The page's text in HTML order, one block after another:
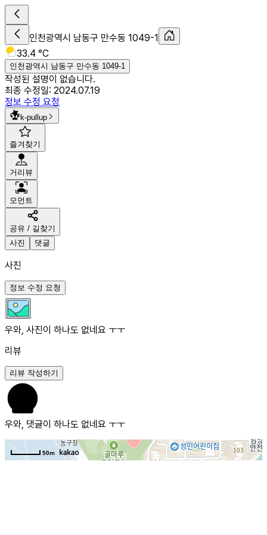
인천광역시 남동구 만수동 1049-1
33.4 °C
인천광역시 남동구 만수동 1049-1
작성된 설명이 없습니다.
최종 수정일: 2024.07.19
정보 수정 요청
k-pullup
즐겨찾기
거리뷰
모먼트
공유 / 길찾기
사진
댓글
사진
정보 수정 요청
우와, 사진이 하나도 없네요 ㅜㅜ
리뷰
리뷰 작성하기
우와, 댓글이 하나도 없네요 ㅜㅜ
50m